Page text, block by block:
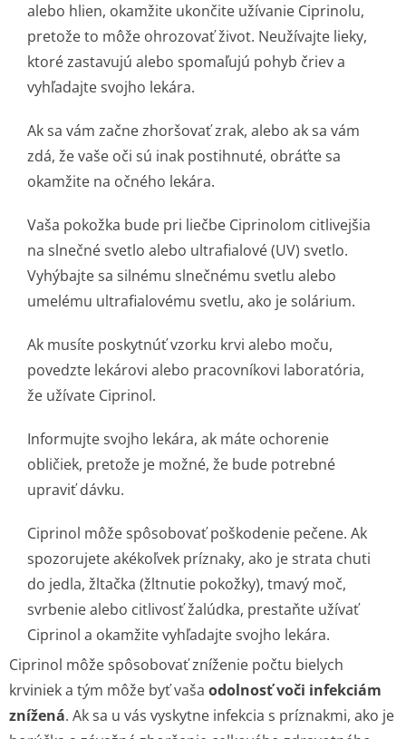
alebo hlien, okamžite ukončite užívanie Ciprinolu,
pretože to môže ohrozovať život. Neužívajte lieky,
ktoré zastavujú alebo spomaľujú pohyb čriev a
vyhľadajte svojho lekára.
Ak sa vám začne zhoršovať zrak, alebo ak sa vám
zdá, že vaše oči sú inak postihnuté, obráťte sa
okamžite na očného lekára.
Vaša pokožka bude pri liečbe Ciprinolom citlivejšia
na slnečné svetlo alebo ultrafialové (UV) svetlo.
Vyhýbajte sa silnému slnečnému svetlu alebo
umelému ultrafialovému svetlu, ako je solárium.
Ak musíte poskytnúť vzorku krvi alebo moču,
povedzte lekárovi alebo pracovníkovi laboratória,
že užívate Ciprinol.
Informujte svojho lekára, ak máte ochorenie
obličiek, pretože je možné, že bude potrebné
upraviť dávku.
Ciprinol môže spôsobovať poškodenie pečene. Ak
spozorujete akékoľvek príznaky, ako je strata chuti
do jedla, žltačka (žltnutie pokožky), tmavý moč,
svrbenie alebo citlivosť žalúdka, prestaňte užívať
Ciprinol a okamžite vyhľadajte svojho lekára.
Ciprinol môže spôsobovať zníženie počtu bielych
krviniek a tým môže byť vaša odolnosť voči infekciám
znížená. Ak sa u vás vyskytne infekcia s príznakmi, ako je